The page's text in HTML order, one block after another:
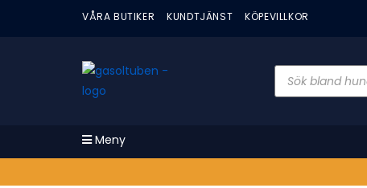
VÅRA BUTIKER KUNDTJÄNST KÖPEVILLKOR
Meny